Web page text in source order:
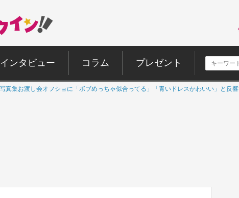
インタビュー コラム プレゼント
真集お渡し会オフショに「ボブめっちゃ似合ってる」「青いドレスかわいい」と反響